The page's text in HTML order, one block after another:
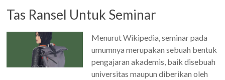
Tas Ransel Untuk Seminar
Menurut Wikipedia, seminar pada
umumnya merupakan sebuah bentuk
pengajaran akademis, baik disebuah
universitas maupun diberikan oleh